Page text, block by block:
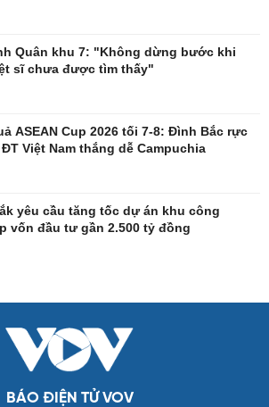
Quân khu 7: "Không dừng bước khi
sĩ chưa được tìm thấy"
ASEAN Cup 2026 tối 7-8: Đình Bắc rực
Việt Nam thắng dễ Campuchia
yêu cầu tăng tốc dự án khu công
vốn đầu tư gần 2.500 tỷ đồng
BÁO ĐIỆN TỬ VOV